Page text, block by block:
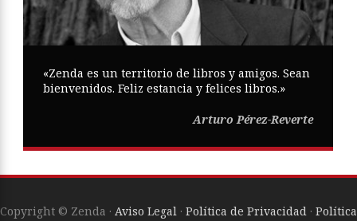
«Zenda es un territorio de libros y amigos. Sean
bienvenidos. Feliz estancia y felices libros.»
Arturo Pérez-Reverte
Copyright © Zenda · Aviso Legal · Política de Privacidad · Política